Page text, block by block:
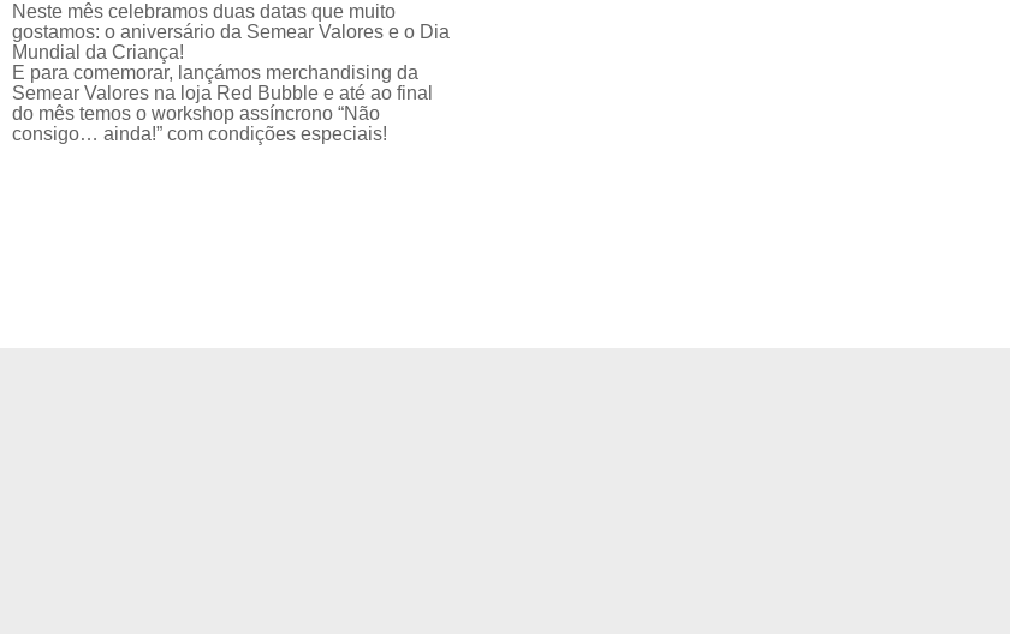
Neste mês celebramos duas datas que muito
gostamos: o aniversário da Semear Valores e o Dia
Mundial da Criança!
E para comemorar, lançámos merchandising da
Semear Valores na loja Red Bubble e até ao final
do mês temos o workshop assíncrono “Não
consigo… ainda!” com condições especiais!